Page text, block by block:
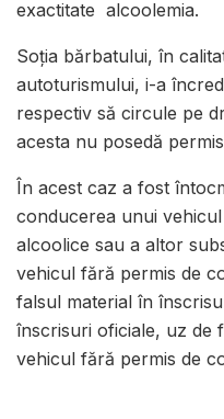
exactitate alcoolemia.
Soția bărbatului, în
autoturismului, i-a
respectiv să circule pe
acesta nu posedă
În acest caz a fost
conducerea unui
alcoolice sau a altor
vehicul fără permis de
falsul material în
înscrisuri oficiale, uz de
vehicul fără permis de